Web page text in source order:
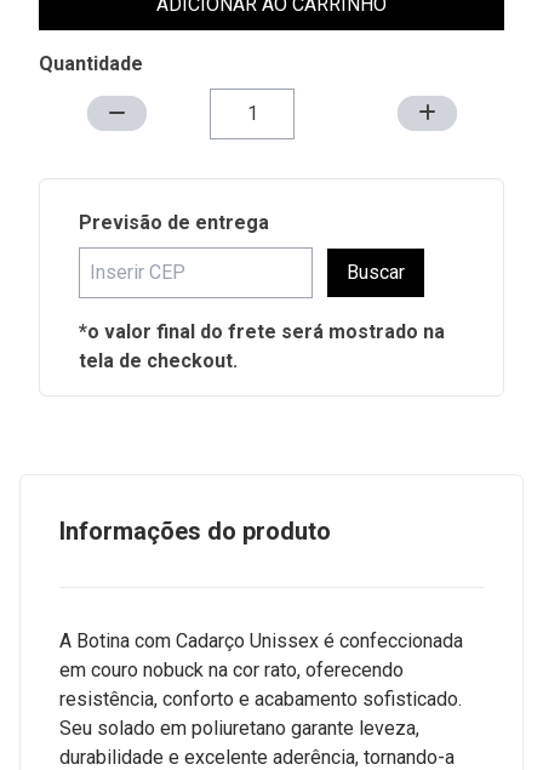
Quantidade
Previsão de entrega
Buscar
*o valor final do frete será mostrado na
tela de checkout.
Informações do produto
A Botina com Cadarço Unissex é confeccionada
em couro nobuck na cor rato, oferecendo
resistência, conforto e acabamento sofisticado.
Seu solado em poliuretano garante leveza,
durabilidade e excelente aderência, tornando-a